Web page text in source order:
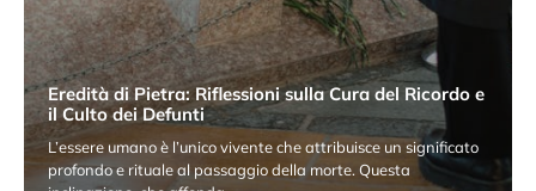
Eredità di Pietra: Riflessioni sulla Cura del Ricordo e
il Culto dei Defunti
L’essere umano è l’unico vivente che attribuisce un significato
profondo e rituale al passaggio della morte. Questa